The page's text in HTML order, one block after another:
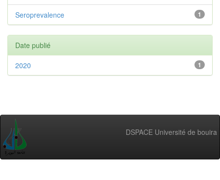
1
Seroprevalence
Date publié
1
2020
DSPACE Université de bouira